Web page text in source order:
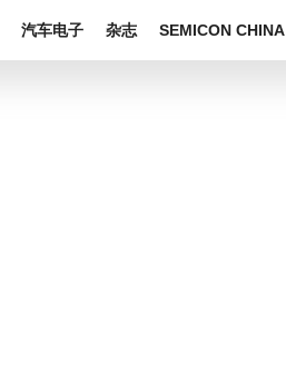
汽车电子 杂志 SEMICON CHINA